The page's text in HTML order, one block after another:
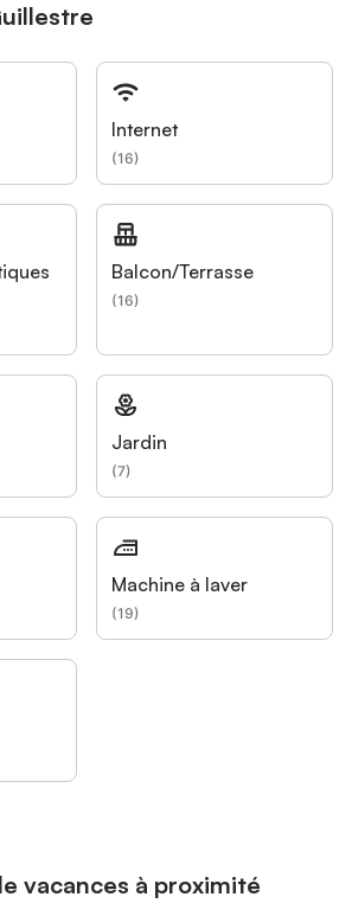
Internet
(16)
Balcon/Terrasse
(16)
Jardin
(7)
Machine à laver
(19)
vacances à proximité